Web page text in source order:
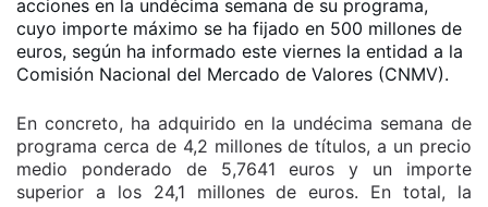
acciones en la undécima semana de su programa,
cuyo importe máximo se ha fijado en 500 millones de
euros, según ha informado este viernes la entidad a la
Comisión Nacional del Mercado de Valores (CNMV).
En concreto, ha adquirido en la undécima semana de
programa cerca de 4,2 millones de títulos, a un precio
medio ponderado de 5,7641 euros y un importe
superior a los 24,1 millones de euros. En total, la